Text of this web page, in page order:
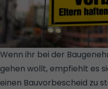
Wenn ihr bei der
gehen wollt, empfiehlt es
einen Bauvorbescheid zu